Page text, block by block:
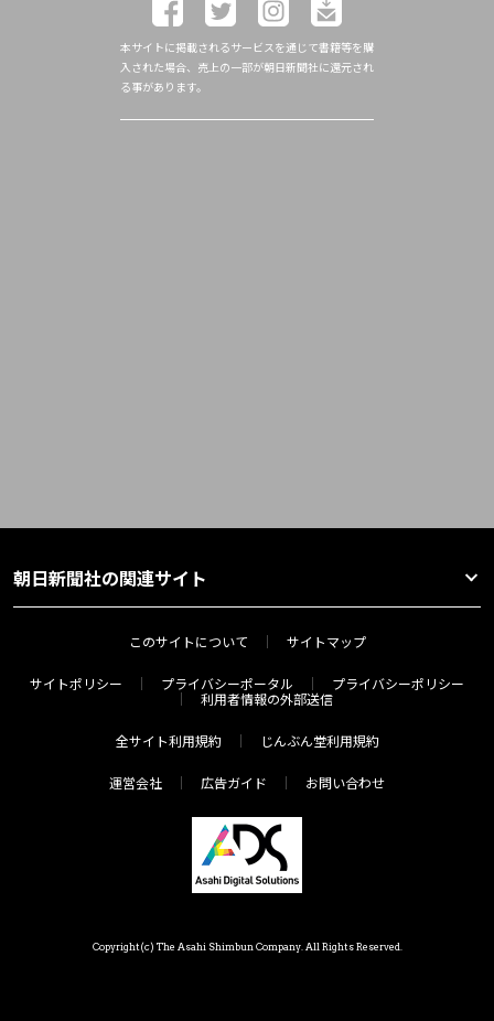
本サイトに掲載されるサービスを通じて書籍等を購
入された場合、売上の一部が朝日新聞社に還元され
る事があります。
朝日新聞社の関連サイト
このサイトについて サイトマップ
サイトポリシー プライバシーポータル
プライバシーポリシー
利用者情報の外部送信
全サイト利用規約 じんぶん堂利用規約
運営会社 広告ガイド お問い合わせ
Copyright(c) The Asahi Shimbun Company. All Rights Reserved.